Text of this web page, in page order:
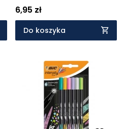
6,95 zł
Do koszyka